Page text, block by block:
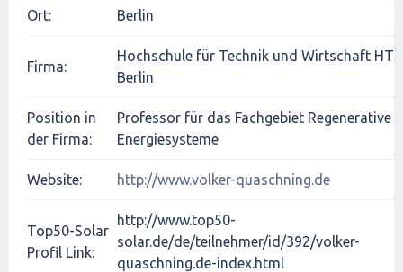
Ort: Berlin
Firma:
Hochschule für Technik und Wirtschaft
Berlin
Position in
der Firma:
Professor für das Fachgebiet Regenerative
Energiesysteme
Website: http://www.volker-quaschning.de
Top50-Solar
Profil Link:
http://www.top50-
solar.de/de/teilnehmer/id/392/volker-
quaschning.de-index.html